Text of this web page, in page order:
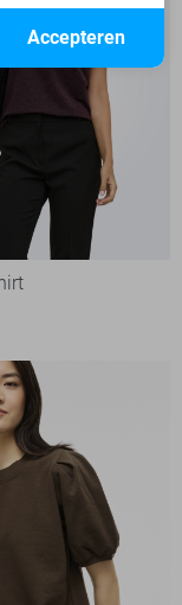
Accepteren